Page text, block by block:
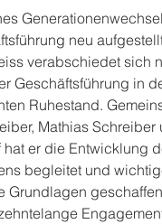
neu
verabschiedet sich
Geschäftsführung in
Ruhestand.
Mathias Schreiber
hat er die Entwicklung
begleitet und
Grundlagen